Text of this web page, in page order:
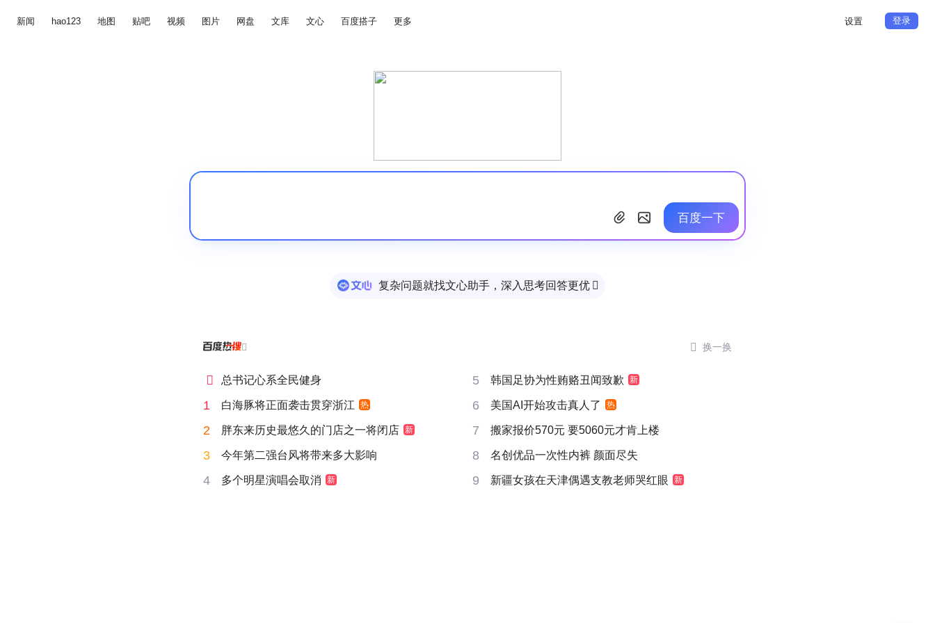
新闻 hao123 地图 贴吧 视频 图片 网盘 文库 文心 百度搭子 更多 设置 登录
百度一下
复杂问题就找文心助手，深入思考回答更优 
  换一换
 总书记心系全民健身 5 韩国足协为性贿赂丑闻致歉 新
1 白海豚将正面袭击贯穿浙江 热 6 美国AI开始攻击真人了 热
2 胖东来历史最悠久的门店之一将闭店 新 7 搬家报价570元 要5060元才肯上楼
3 今年第二强台风将带来多大影响 8 名创优品一次性内裤 颜面尽失
4 多个明星演唱会取消 新 9 新疆女孩在天津偶遇支教老师哭红眼 新